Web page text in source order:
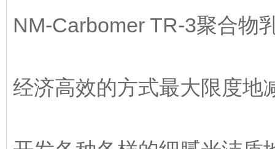
NM-Carbomer TR-3聚合物
经济高效的方式最大限度地